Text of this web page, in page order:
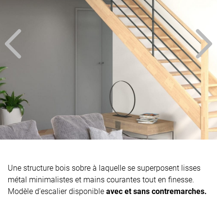
Une structure bois sobre à laquelle se superposent lisses
métal minimalistes et mains courantes tout en finesse.
Modèle d’escalier disponible avec et sans contremarches.